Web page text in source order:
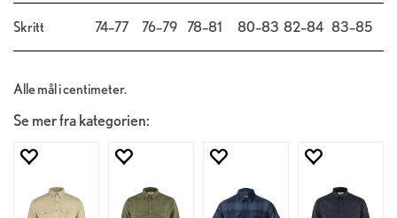
Skritt 74–77 76–79 78–81 80–83 82–84 83–85
Alle mål i centimeter.
Se mer fra kategorien: